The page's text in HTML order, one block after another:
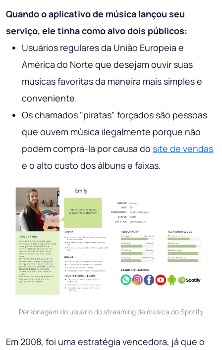
Quando o aplicativo de música lançou seu
serviço, ele tinha como alvo dois públicos:
Usuários regulares da União Europeia e
América do Norte que desejam ouvir suas
músicas favoritas da maneira mais simples e
conveniente.
Os chamados "piratas" forçados são pessoas
que ouvem música ilegalmente porque não
podem comprá-la por causa do site de vendas
e o alto custo dos álbuns e faixas.
Personagem do usuário do streaming de música do Spotify
Em 2008, foi uma estratégia vencedora, já que o